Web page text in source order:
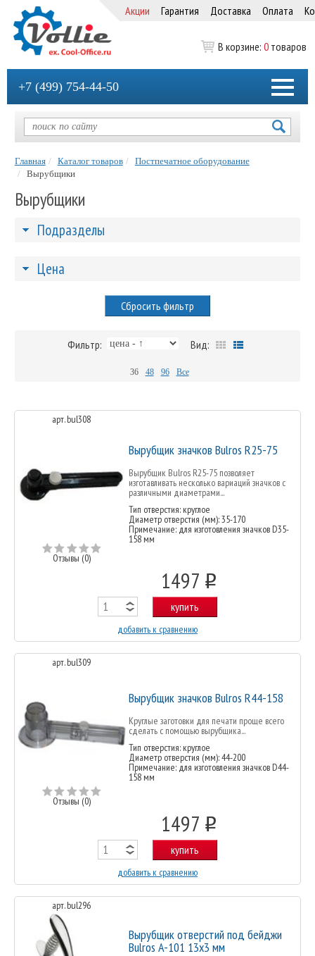
Акции Гарантия Доставка Оплата
В корзине: 0 товаров
+7 (499) 754-44-50
Главная Каталог товаров
Постпечатное оборудование
Вырубщики
Вырубщики
Подразделы
Цена
Сбросить фильтр
Фильтр: Вид:
36 48 96 Все
арт. bul308
Отзывы (0)
Вырубщик значков Bulros R25-75
Вырубщик Bulros R25-75 позволяет
изготавливать несколько вариаций значков с
различными диаметрами...
Тип отверстия: круглое
Диаметр отверстия (мм): 35-170
Примечание: для изготовления значков D35-
158 мм
1497 o
купить
добавить к сравнению
арт. bul309
Отзывы (0)
Вырубщик значков Bulros R44-158
Круглые заготовки для печати проще всего
сделать с помощью вырубщика...
Тип отверстия: круглое
Диаметр отверстия (мм): 44-200
Примечание: для изготовления значков D44-
158 мм
1497 o
купить
добавить к сравнению
арт. bul296
Вырубщик отверстий под бейджи
Bulros A-101 13х3 мм